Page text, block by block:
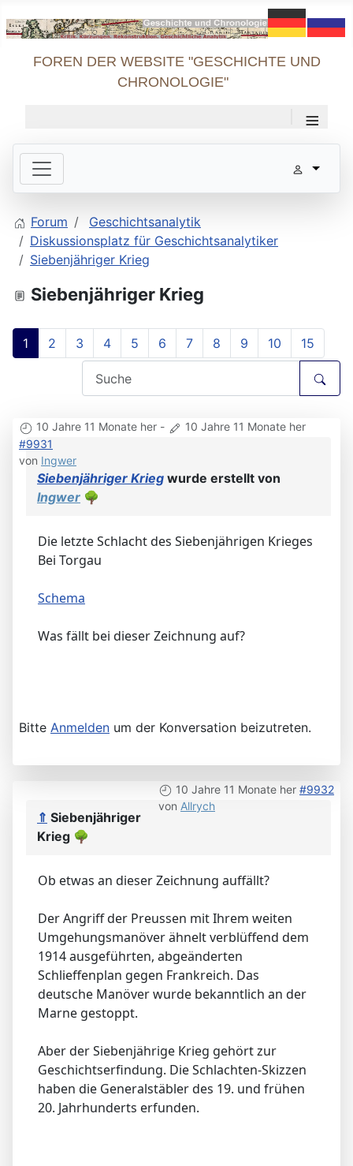
FOREN DER WEBSITE "GESCHICHTE UND
CHRONOLOGIE"
≡
Forum
Geschichtsanalytik
Diskussionsplatz für Geschichtsanalytiker
Siebenjähriger Krieg
Siebenjähriger Krieg
1 2 3 4 5 6 7 8 9 10 15
10 Jahre 11 Monate her -
10 Jahre 11 Monate her
#9931
von Ingwer
Siebenjähriger Krieg wurde erstellt von
Ingwer 🌳
Die letzte Schlacht des Siebenjährigen Krieges
Bei Torgau
Schema
Was fällt bei dieser Zeichnung auf?
Bitte Anmelden um der Konversation beizutreten.
10 Jahre 11 Monate her #9932
von Allrych
⇑ Siebenjähriger
Krieg 🌳
Ob etwas an dieser Zeichnung auffällt?
Der Angriff der Preussen mit Ihrem weiten
Umgehungsmanöver ähnelt verblüffend dem
1914 ausgeführten, abgeänderten
Schlieffenplan gegen Frankreich. Das
deutsche Manöver wurde bekanntlich an der
Marne gestoppt.
Aber der Siebenjährige Krieg gehört zur
Geschichtserfindung. Die Schlachten-Skizzen
haben die Generalstäbler des 19. und frühen
20. Jahrhunderts erfunden.